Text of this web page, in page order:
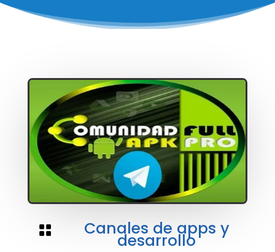
 Canales de apps y
desarrollo